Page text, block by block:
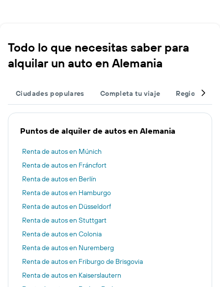
Todo lo que necesitas saber para
alquilar un auto en Alemania
Ciudades populares Completa tu viaje Regiones
Puntos de alquiler de autos en Alemania
Renta de autos en Múnich
Renta de autos en Fráncfort
Renta de autos en Berlín
Renta de autos en Hamburgo
Renta de autos en Düsseldorf
Renta de autos en Stuttgart
Renta de autos en Colonia
Renta de autos en Nuremberg
Renta de autos en Friburgo de Brisgovia
Renta de autos en Kaiserslautern